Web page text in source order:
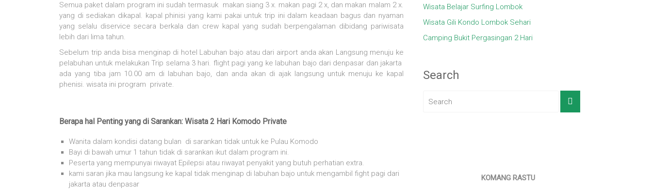
Semua paket dalam program ini sudah termasuk makan siang 3 x. makan pagi 2 x, dan makan malam 2 x.
yang di sediakan dikapal. kapal phinisi yang kami pakai untuk trip ini dalam keadaan bagus dan nyaman
yang selalu diservice secara berkala dan crew kapal yang sudah berpengalaman dibidang pariwisata
lebih dari lima tahun.
Sebelum trip anda bisa menginap di hotel Labuhan bajo atau dari airport anda akan Langsung menuju ke
pelabuhan untuk melakukan Trip selama 3 hari. flight pagi yang ke labuhan bajo dari denpasar dan jakarta
ada yang tiba jam 10.00 am di labuhan bajo, dan anda akan di ajak langsung untuk menuju ke kapal
phenisi. wisata ini program private.
Berapa hal Penting yang di Sarankan: Wisata 2 Hari Komodo Private
Wanita dalam kondisi datang bulan di sarankan tidak untuk ke Pulau Komodo
Bayi di bawah umur 1 tahun tidak di sarankan ikut dalam program ini.
Peserta yang mempunyai riwayat Epilepsi atau riwayat penyakit yang butuh perhatian extra.
kami saran jika mau langsung ke kapal tidak menginap di labuhan bajo untuk mengambil fight pagi dari
jakarta atau denpasar
Wisata Belajar Surfing Lombok
Wisata Gili Kondo Lombok Sehari
Camping Bukit Pergasingan 2 Hari
Search
KOMANG RASTU